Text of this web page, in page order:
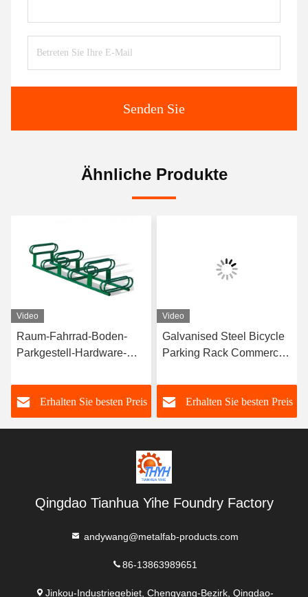
Senden Sie
Ähnliche Produkte
Video
Raum-Fahrrad-Boden-
Parkgestell-Hardware-
fertigte besonders an
Erhalten Sie besten Preis
Video
Galvanised Steel Bicycle
Parking Rack Commercial
Erhalten Sie besten Preis
Qingdao Tianhua Yihe Foundry Factory
andywang@metalfab-products.com
86-13863989651
Jinkou-Industriegebiet, Chengyang-Bezirk, Qingdao-